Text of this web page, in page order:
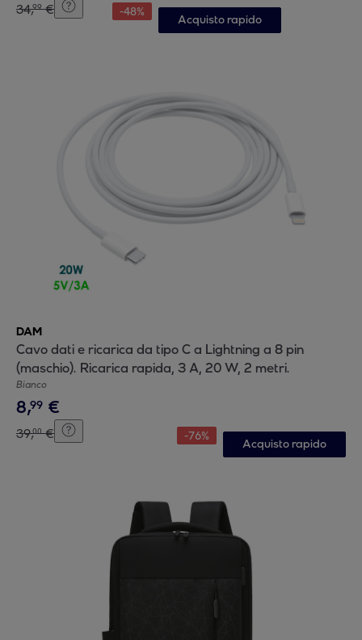
34,99 € -48%
Acquisto rapido
DAM
Cavo dati e ricarica da tipo C a Lightning a 8 pin
(maschio). Ricarica rapida, 3 A, 20 W, 2 metri.
Bianco
8,99 €
39,00 € -76%
Acquisto rapido